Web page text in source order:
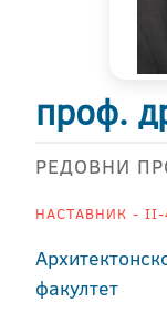
проф.
РЕДОВНИ
НАСТАВНИК - II-
факултет